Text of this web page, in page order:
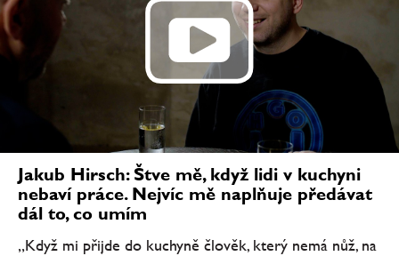
Jakub Hirsch: Štve mě, když lidi v kuchyni
nebaví práce. Nejvíc mě naplňuje předávat
dál to, co umím
„Když mi přijde do kuchyně člověk, který nemá nůž, na